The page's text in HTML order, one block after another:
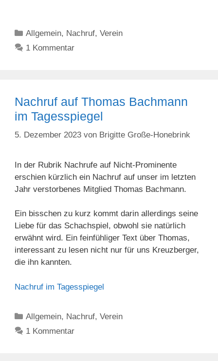
Kategorien
Allgemein, Nachruf,Verein
1 Kommentar
Nachruf auf Thomas Bachmann
im Tagesspiegel
5. Dezember 2023 von Brigitte Große-Honebrink
In der Rubrik Nachrufe auf Nicht-Prominente
erschien kürzlich ein Nachruf auf unser im letzten
Jahr verstorbenes Mitglied Thomas Bachmann.
Ein bisschen zu kurz kommt darin allerdings seine
Liebe für das Schachspiel, obwohl sie natürlich
erwähnt wird. Ein feinfühliger Text über Thomas,
interessant zu lesen nicht nur für uns Kreuzberger,
die ihn kannten.
Nachruf im Tagesspiegel
Kategorien
Allgemein, Nachruf,Verein
1 Kommentar